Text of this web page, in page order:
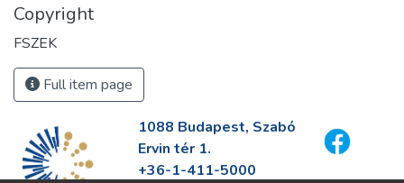
Copyright
FSZEK
Full item page
1088 Budapest, Szabó
Ervin tér 1.
+36-1-411-5000